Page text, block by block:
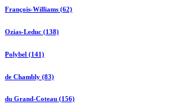
François-Williams (62)
Ozias-Leduc (138)
Polybel (141)
de Chambly (83)
du Grand-Coteau (156)